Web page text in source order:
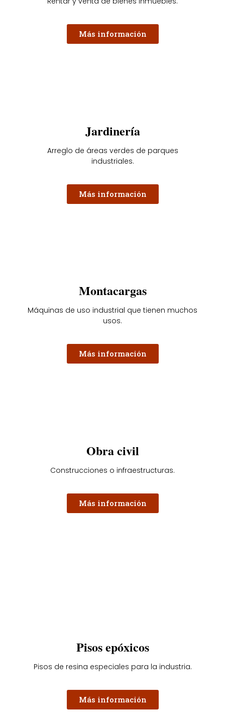
Más información
Jardinería
Arreglo de áreas verdes de parques
industriales.
Más información
Montacargas
Máquinas de uso industrial que tienen muchos
usos.
Más información
Obra civil
Construcciones o infraestructuras.
Más información
Pisos epóxicos
Pisos de resina especiales para la industria.
Más información